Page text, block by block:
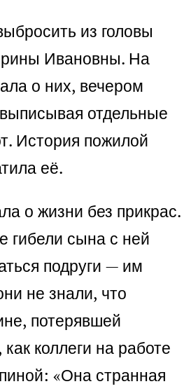
из головы
Ивановны. На
о них, вечером
отдельные
История пожилой
её.
о жизни без прикрас.
гибели сына с ней
подруги — им
не знали, что
потерявшей
коллеги на работе
«Она странная